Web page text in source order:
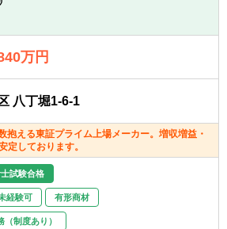
は世界シェアNo.1の製品を多数有する国
93製造拠点を展開。グループ全体の生産
占める海外比率は約9割となります。
年3月にミネベアミツミ東京本部を移転
ました。
エリアには27階建ての自社ビルとして
京クロステックガーデン」を構え、これ
以上に新たな技術の創出が叶う環境を整
たしました。
同士のコミュニケーションが活発に生ま
よう、オフィスのレイアウトには工夫を
を起点に課題を捉え、常に誠実に行動
（イノベーションを起こす）：
い価値を生み出すために、情熱を持っ
び、現状に挑戦し、素早く応えて、イノ
ションを加速する。
の他職種特有】
内関係部署への調整・折衝力がある方
ァシリテーション力、論理的なコミュニ
ション能力がある方
の中の事象の「なぜ」を問う事が出来る
長やCFOへの報告や提言なども行いま
務詳細】
きます。
算業務(個別決算/連結決算)】
務諸表の作成
算書の作成と準備
算の相談役
認会計士や社外監査委員に決算書を提出
示書類の作成
万円
八丁堀1-6-1
抱える東証プライム上場メーカー。増収増益・
定しております。
試験合格
経験可 有形商材
制度あり）